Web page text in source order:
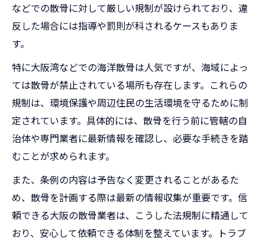
などでの散骨に対して厳しい規制が設けられており、違
反した場合には指導や罰則が科されるケースもありま
す。
特に大阪湾などでの海洋散骨は人気ですが、海域によっ
ては散骨が禁止されている場所も存在します。これらの
規制は、環境保護や周辺住民の生活環境を守るために制
定されています。具体的には、散骨を行う前に管轄の自
治体や専門業者に最新情報を確認し、必要な手続きを踏
むことが求められます。
また、条例の内容は予告なく変更されることがあるた
め、散骨を計画する際は最新の情報収集が重要です。信
頼できる大阪の散骨業者は、こうした法規制に精通して
おり、安心して依頼できる体制を整えています。トラブ